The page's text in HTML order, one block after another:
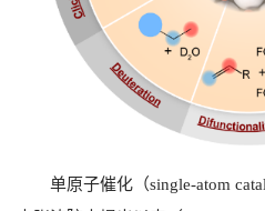
单原子催化（single-atom